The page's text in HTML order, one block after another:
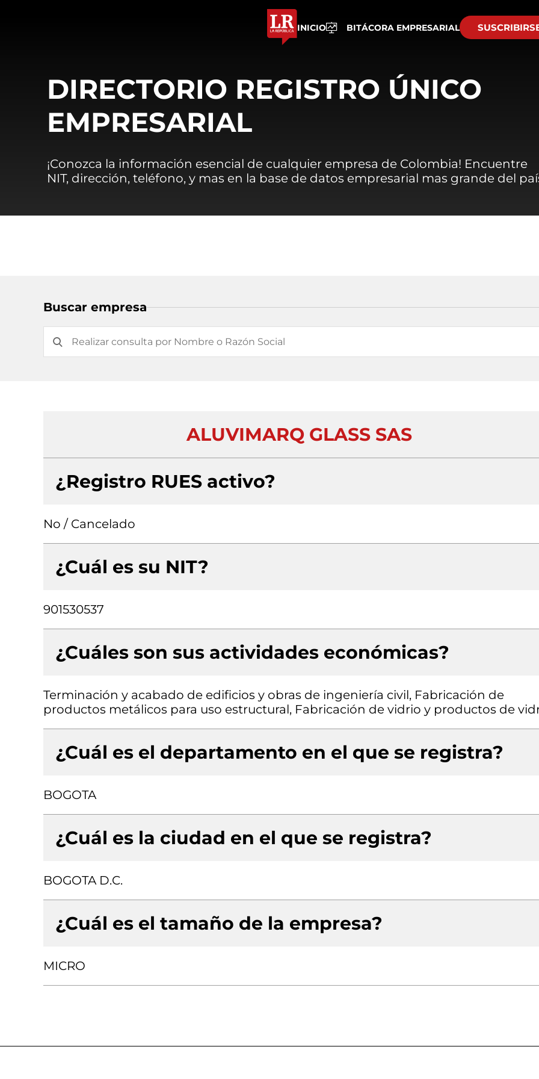
INICIO BITÁCORA EMPRESARIAL
DIRECTORIO REGISTRO ÚNICO
EMPRESARIAL
¡Conozca la información esencial de cualquier empresa de Colombia! Encuentre
NIT, dirección, teléfono, y mas en la base de datos empresarial mas grande del
Buscar empresa
ALUVIMARQ GLASS SAS
¿Registro RUES activo?
No / Cancelado
¿Cuál es su NIT?
901530537
¿Cuáles son sus actividades económicas?
Terminación y acabado de edificios y obras de ingeniería civil, Fabricación de
productos metálicos para uso estructural, Fabricación de vidrio y productos de
¿Cuál es el departamento en el que se registra?
BOGOTA
¿Cuál es la ciudad en el que se registra?
BOGOTA D.C.
¿Cuál es el tamaño de la empresa?
MICRO